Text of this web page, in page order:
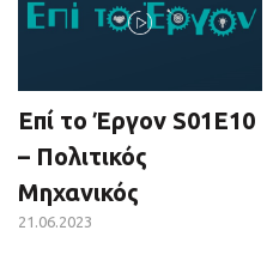
Επί το Έργον S01E10
– Πολιτικός
Μηχανικός
21.06.2023